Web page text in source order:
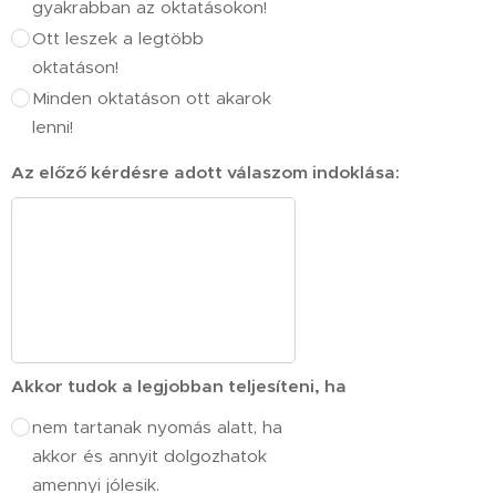
gyakrabban az oktatásokon!
Ott leszek a legtöbb
oktatáson!
Minden oktatáson ott akarok
lenni!
Az előző kérdésre adott válaszom indoklása:
Akkor tudok a legjobban teljesíteni, ha
nem tartanak nyomás alatt, ha
akkor és annyit dolgozhatok
amennyi jólesik.